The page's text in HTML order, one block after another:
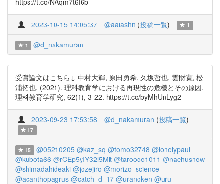
https://t.co/NAqm7t6f6b
2023-10-15 14:05:37 @aaiashn (投稿一覧) 1
1 @d_nakamuran
受賞論文はこちら↓ 中村大輝, 原田勇希, 久坂哲也, 雲財寛, 松
浦拓也. (2021). 理科教育学における再現性の危機とその原因.
理科教育学研究, 62(1), 3-22. https://t.co/byMhUnLyg2
2023-09-23 17:53:58 @d_nakamuran (投稿一覧)
17
15 @05210205 @kaz_sq @tomo32748 @lonelypaul
@kubota66 @rCEp5yIY32l5Mlt @taroooo1011 @nachusnow
@shimadahideaki @jozejiro @morizo_science
@acanthopagrus @catch_d_17 @uranoken @uru_